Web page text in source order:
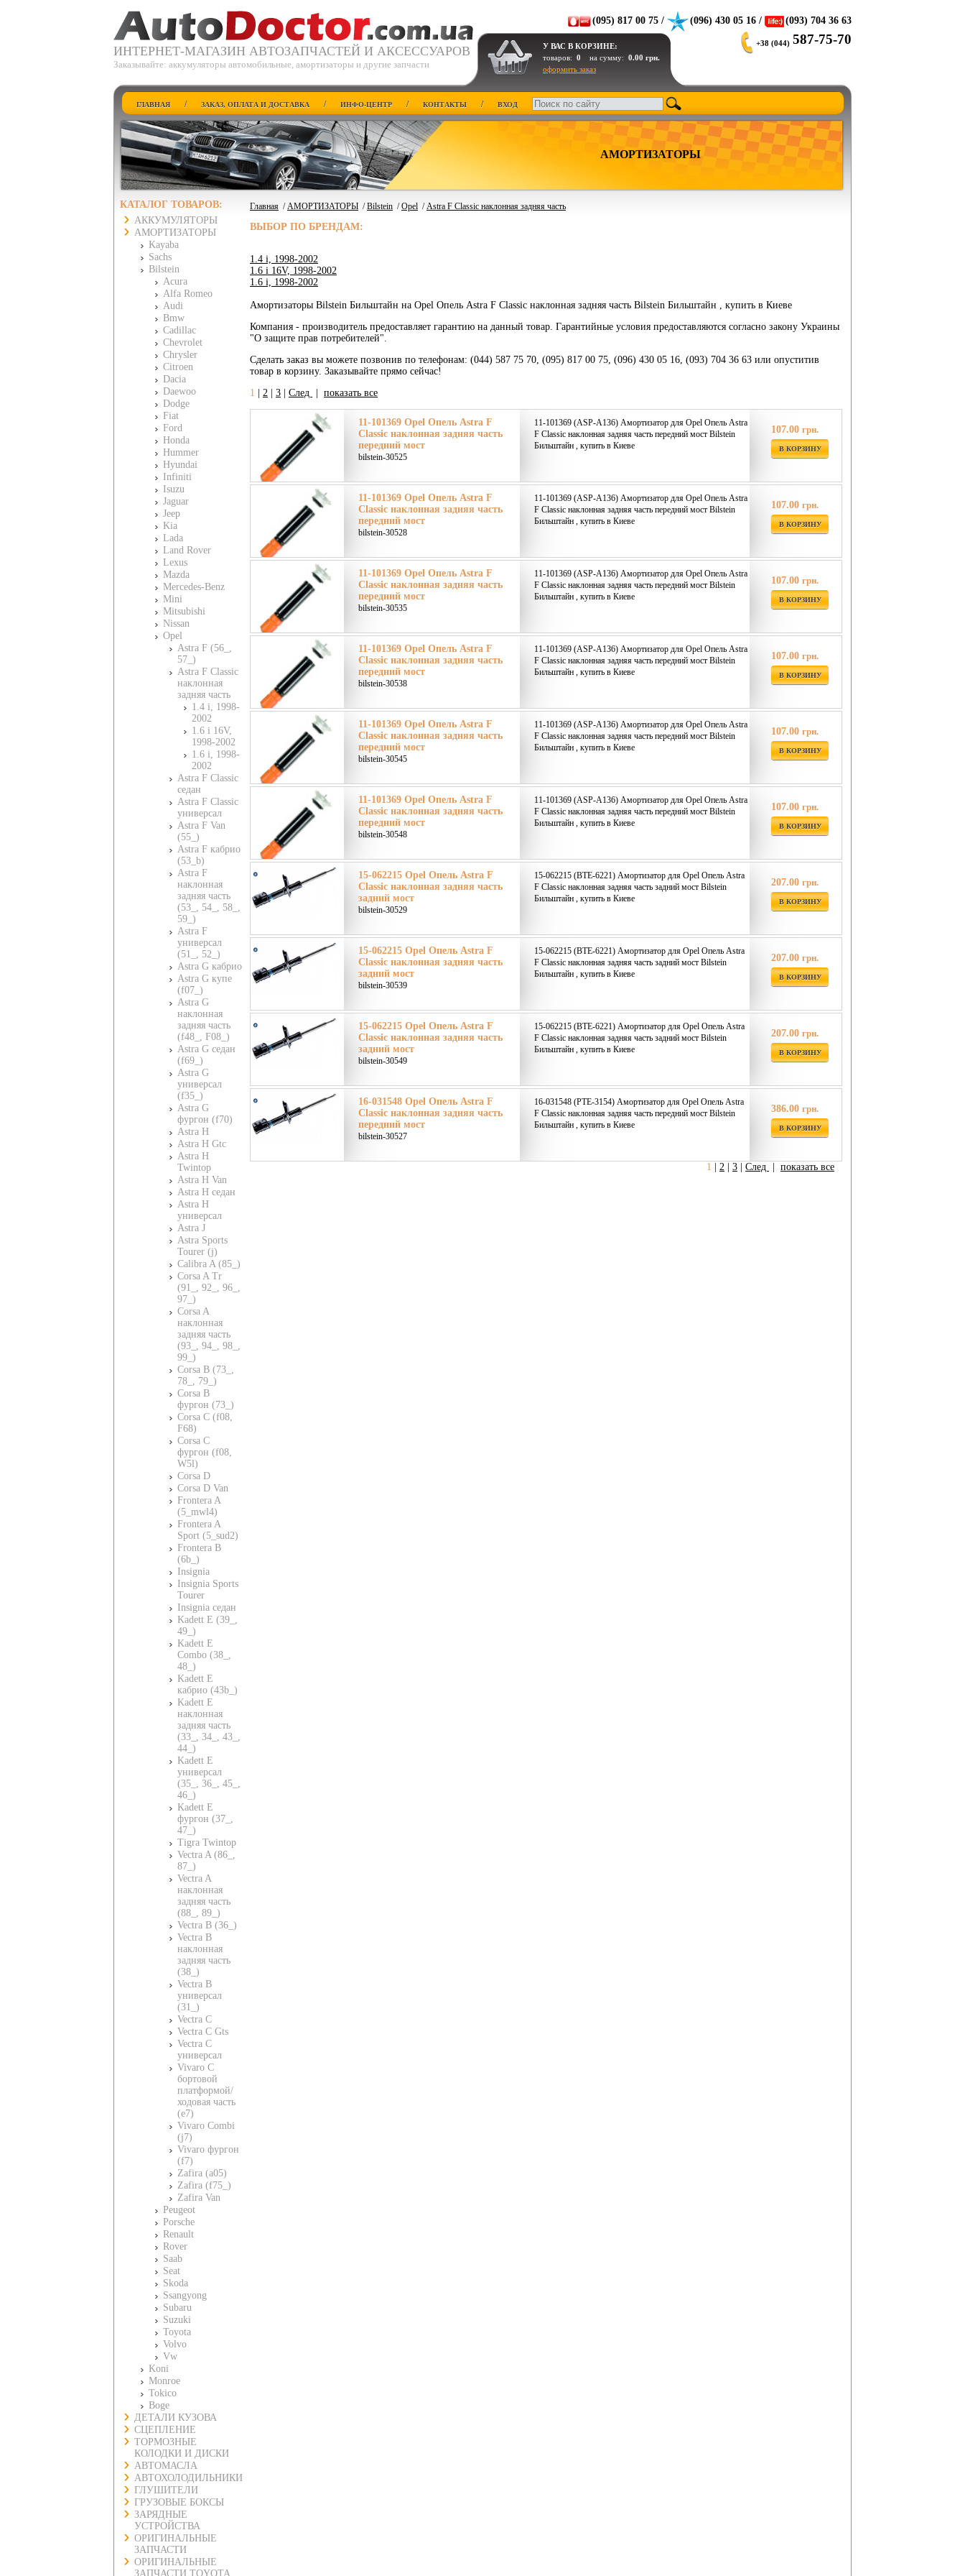
ИНТЕРНЕТ-МАГАЗИН АВТОЗАПЧАСТЕЙ И АКСЕССУАРОВ
Заказывайте: аккумуляторы автомобильные, амортизаторы и другие запчасти
(095) 817 00 75 / (096) 430 05 16 / (093) 704 36 63
У ВАС В КОРЗИНЕ:
товаров: 0 на сумму: 0.00 грн.
оформить заказ
+38 (044) 587-75-70
ГЛАВНАЯ / ЗАКАЗ, ОПЛАТА И ДОСТАВКА / ИНФО-ЦЕНТР / КОНТАКТЫ / ВХОД
АМОРТИЗАТОРЫ
КАТАЛОГ ТОВАРОВ:
АККУМУЛЯТОРЫ
АМОРТИЗАТОРЫ
Kayaba
Sachs
Bilstein
Acura
Alfa Romeo
Audi
Bmw
Cadillac
Chevrolet
Chrysler
Citroen
Dacia
Daewoo
Dodge
Fiat
Ford
Honda
Hummer
Hyundai
Infiniti
Isuzu
Jaguar
Jeep
Kia
Lada
Land Rover
Lexus
Mazda
Mercedes-Benz
Mini
Mitsubishi
Nissan
Opel
Astra F (56_,
57_)
Astra F Classic
наклонная
задняя часть
1.4 i, 1998-
2002
1.6 i 16V,
1998-2002
1.6 i, 1998-
2002
Astra F Classic
седан
Astra F Classic
универсал
Astra F Van
(55_)
Astra F кабрио
(53_b)
Astra F
наклонная
задняя часть
(53_, 54_, 58_,
59_)
Astra F
универсал
(51_, 52_)
Astra G кабрио
Astra G купе
(f07_)
Astra G
наклонная
задняя часть
(f48_, F08_)
Astra G седан
(f69_)
Astra G
универсал
(f35_)
Astra G
фургон (f70)
Astra H
Astra H Gtc
Astra H
Twintop
Astra H Van
Astra H седан
Astra H
универсал
Astra J
Astra Sports
Tourer (j)
Calibra A (85_)
Corsa A Tr
(91_, 92_, 96_,
97_)
Corsa A
наклонная
задняя часть
(93_, 94_, 98_,
99_)
Corsa B (73_,
78_, 79_)
Corsa B
фургон (73_)
Corsa C (f08,
F68)
Corsa C
фургон (f08,
W5l)
Corsa D
Corsa D Van
Frontera A
(5_mwl4)
Frontera A
Sport (5_sud2)
Frontera B
(6b_)
Insignia
Insignia Sports
Tourer
Insignia седан
Kadett E (39_,
49_)
Kadett E
Combo (38_,
48_)
Kadett E
кабрио (43b_)
Kadett E
наклонная
задняя часть
(33_, 34_, 43_,
44_)
Kadett E
универсал
(35_, 36_, 45_,
46_)
Kadett E
фургон (37_,
47_)
Tigra Twintop
Vectra A (86_,
87_)
Vectra A
наклонная
задняя часть
(88_, 89_)
Vectra B (36_)
Vectra B
наклонная
задняя часть
(38_)
Vectra B
универсал
(31_)
Vectra C
Vectra C Gts
Vectra C
универсал
Vivaro C
бортовой
платформой/
ходовая часть
(e7)
Vivaro Combi
(j7)
Vivaro фургон
(f7)
Zafira (a05)
Zafira (f75_)
Zafira Van
Peugeot
Porsche
Renault
Rover
Saab
Seat
Skoda
Ssangyong
Subaru
Suzuki
Toyota
Volvo
Vw
Koni
Monroe
Tokico
Boge
ДЕТАЛИ КУЗОВА
СЦЕПЛЕНИЕ
ТОРМОЗНЫЕ
КОЛОДКИ И ДИСКИ
АВТОМАСЛА
АВТОХОЛОДИЛЬНИКИ
ГЛУШИТЕЛИ
ГРУЗОВЫЕ БОКСЫ
ЗАРЯДНЫЕ
УСТРОЙСТВА
ОРИГИНАЛЬНЫЕ
ЗАПЧАСТИ
ОРИГИНАЛЬНЫЕ
ЗАПЧАСТИ TOYOTA
Главная /АМОРТИЗАТОРЫ /Bilstein /Opel /Astra F Classic наклонная задняя часть
ВЫБОР ПО БРЕНДАМ:
1.4 i, 1998-2002
1.6 i 16V, 1998-2002
1.6 i, 1998-2002
Амортизаторы Bilstein Бильштайн на Opel Опель Astra F Classic наклонная задняя часть Bilstein Бильштайн , купить в Киеве
Компания - производитель предоставляет гарантию на данный товар. Гарантийные условия предоставляются согласно закону Украины
"О защите прав потребителей".
Сделать заказ вы можете позвонив по телефонам: (044) 587 75 70, (095) 817 00 75, (096) 430 05 16, (093) 704 36 63 или опуститив
товар в корзину. Заказывайте прямо сейчас!
1
2 3 След показать все
11-101369 Opel Опель Astra F
Classic наклонная задняя часть
передний мост
bilstein-30525
11-101369 (ASP-A136) Амортизатор для Opel Опель Astra
F Classic наклонная задняя часть передний мост Bilstein
Бильштайн , купить в Киеве
107.00 грн.
В КОРЗИНУ
11-101369 Opel Опель Astra F
Classic наклонная задняя часть
передний мост
bilstein-30528
11-101369 (ASP-A136) Амортизатор для Opel Опель Astra
F Classic наклонная задняя часть передний мост Bilstein
Бильштайн , купить в Киеве
107.00 грн.
В КОРЗИНУ
11-101369 Opel Опель Astra F
Classic наклонная задняя часть
передний мост
bilstein-30535
11-101369 (ASP-A136) Амортизатор для Opel Опель Astra
F Classic наклонная задняя часть передний мост Bilstein
Бильштайн , купить в Киеве
107.00 грн.
В КОРЗИНУ
11-101369 Opel Опель Astra F
Classic наклонная задняя часть
передний мост
bilstein-30538
11-101369 (ASP-A136) Амортизатор для Opel Опель Astra
F Classic наклонная задняя часть передний мост Bilstein
Бильштайн , купить в Киеве
107.00 грн.
В КОРЗИНУ
11-101369 Opel Опель Astra F
Classic наклонная задняя часть
передний мост
bilstein-30545
11-101369 (ASP-A136) Амортизатор для Opel Опель Astra
F Classic наклонная задняя часть передний мост Bilstein
Бильштайн , купить в Киеве
107.00 грн.
В КОРЗИНУ
11-101369 Opel Опель Astra F
Classic наклонная задняя часть
передний мост
bilstein-30548
11-101369 (ASP-A136) Амортизатор для Opel Опель Astra
F Classic наклонная задняя часть передний мост Bilstein
Бильштайн , купить в Киеве
107.00 грн.
В КОРЗИНУ
15-062215 Opel Опель Astra F
Classic наклонная задняя часть
задний мост
bilstein-30529
15-062215 (BTE-6221) Амортизатор для Opel Опель Astra
F Classic наклонная задняя часть задний мост Bilstein
Бильштайн , купить в Киеве
207.00 грн.
В КОРЗИНУ
15-062215 Opel Опель Astra F
Classic наклонная задняя часть
задний мост
bilstein-30539
15-062215 (BTE-6221) Амортизатор для Opel Опель Astra
F Classic наклонная задняя часть задний мост Bilstein
Бильштайн , купить в Киеве
207.00 грн.
В КОРЗИНУ
15-062215 Opel Опель Astra F
Classic наклонная задняя часть
задний мост
bilstein-30549
15-062215 (BTE-6221) Амортизатор для Opel Опель Astra
F Classic наклонная задняя часть задний мост Bilstein
Бильштайн , купить в Киеве
207.00 грн.
В КОРЗИНУ
16-031548 Opel Опель Astra F
Classic наклонная задняя часть
передний мост
bilstein-30527
16-031548 (PTE-3154) Амортизатор для Opel Опель Astra
F Classic наклонная задняя часть передний мост Bilstein
Бильштайн , купить в Киеве
386.00 грн.
В КОРЗИНУ
1 2 3 След показать все